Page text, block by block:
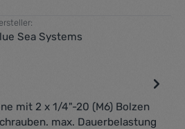
Sea Systems
mit 2 x 1/4"-20 (M6) Bolzen
max. Dauerbelastung